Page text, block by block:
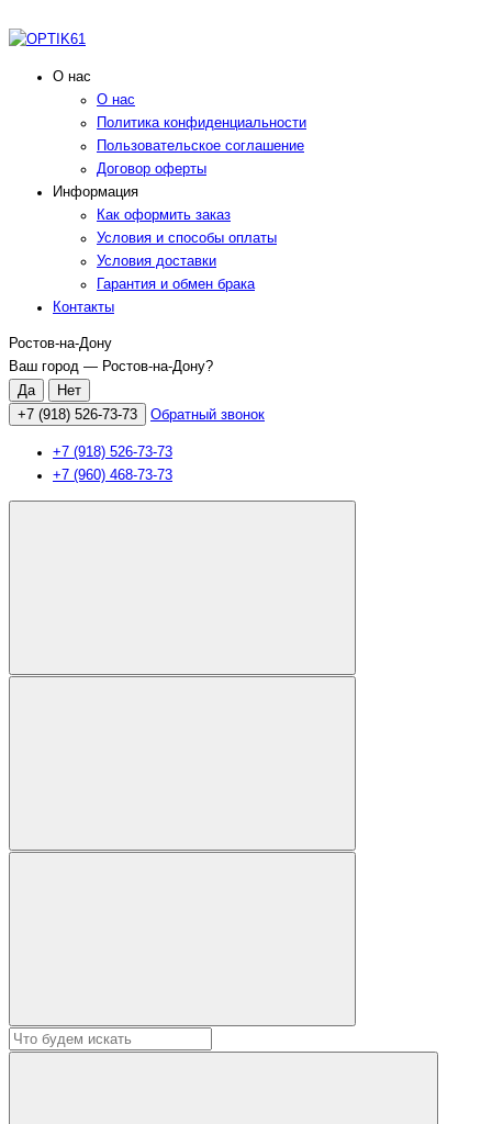
О нас
О нас
Политика конфиденциальности
Пользовательское соглашение
Договор оферты
Информация
Как оформить заказ
Условия и способы оплаты
Условия доставки
Гарантия и обмен брака
Контакты
Ростов-на-Дону
Ваш город — Ростов-на-Дону?
+7 (918) 526-73-73 Обратный звонок
+7 (918) 526-73-73
+7 (960) 468-73-73